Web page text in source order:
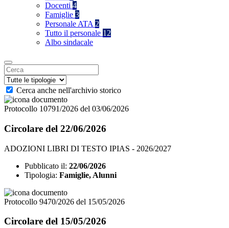
Docenti 4
Famiglie 3
Personale ATA 2
Tutto il personale 12
Albo sindacale
Cerca anche nell'archivio storico
Protocollo 10791/2026 del 03/06/2026
Circolare del 22/06/2026
ADOZIONI LIBRI DI TESTO IPIAS - 2026/2027
Pubblicato il: 22/06/2026
Tipologia: Famiglie, Alunni
Protocollo 9470/2026 del 15/05/2026
Circolare del 15/05/2026